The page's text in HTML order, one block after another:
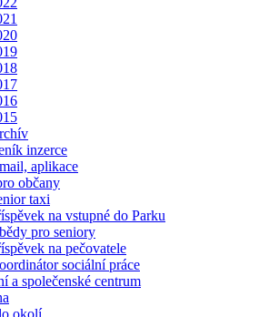
inzerce
aplikace
občany
taxi
na vstupné do Parku
pro seniory
na pečovatele
sociální práce
a společenské centrum
okolí